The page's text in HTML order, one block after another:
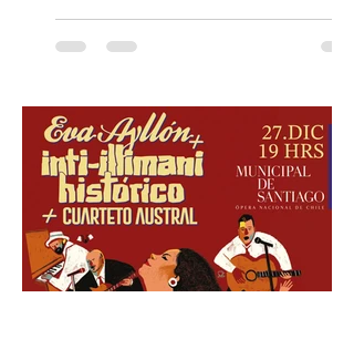
cinematográfica y actores en vivo,
recreando algunos de los universos más
una nueva atracción a su oferta
gastronómica y turística con la apertura de
Cinema, un restaurante temático
inspirado en el concepto de un museo de
Hollywood, que promete transportar a sus
visitantes a distintos